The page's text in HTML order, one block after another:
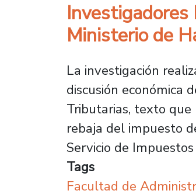
Investigadores
Ministerio de
La investigación
discusión económica
Tributarias, texto que
rebaja del impuesto
Servicio de
Tags
Facultad de